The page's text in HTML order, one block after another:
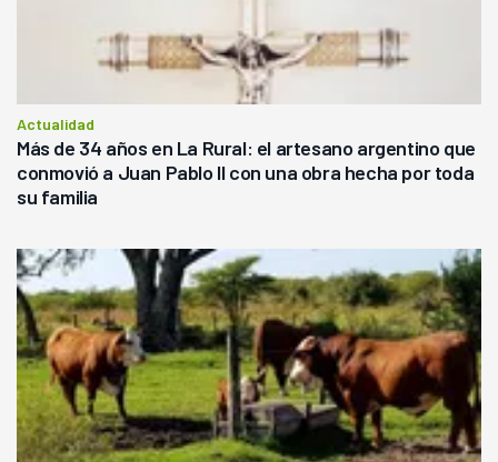
Actualidad
Más de 34 años en La Rural: el artesano argentino que
conmovió a Juan Pablo II con una obra hecha por toda
su familia